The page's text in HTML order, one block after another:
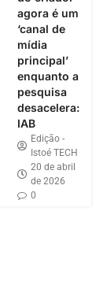
agora é um
‘canal de
mídia
principal’
enquanto a
pesquisa
desacelera:
IAB
Edição -
Istoé TECH
20 de abril
de 2026
0